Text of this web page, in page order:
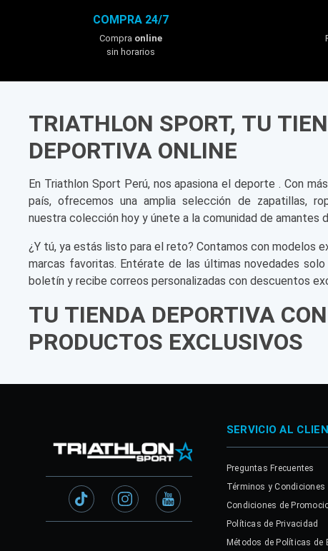
COMPRA 24/7
Compra online
sin horarios
TRIATHLON SPORT, TU
DEPORTIVA ONLINE
En Triathlon Sport Perú, nos apasiona el deporte . Con
país, ofrecemos una amplia selección de zapatillas,
nuestra colección hoy y únete a la comunidad de amantes
¿Y tú, ya estás listo para el reto? Contamos con modelos
marcas favoritas. Entérate de las últimas novedades
boletín y recibe correos personalizadas con descuentos
TU TIENDA DEPORTIVA
PRODUCTOS EXCLUSIVOS
SERVICIO AL
Preguntas Frecuentes
Términos y Condiciones
Condiciones de
Políticas de Privacidad
Métodos de Políticas de